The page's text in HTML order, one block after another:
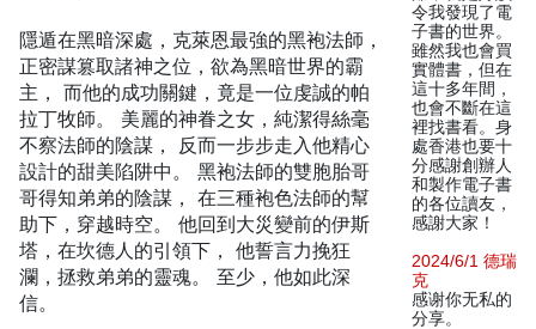
隱遁在黑暗深處，克萊恩最強的黑袍法師，
正密謀篡取諸神之位，欲為黑暗世界的霸
主， 而他的成功關鍵，竟是一位虔誠的帕
拉丁牧師。 美麗的神眷之女，純潔得絲毫
不察法師的陰謀， 反而一步步走入他精心
設計的甜美陷阱中。 黑袍法師的雙胞胎哥
哥得知弟弟的陰謀， 在三種袍色法師的幫
助下，穿越時空。 他回到大災變前的伊斯
塔，在坎德人的引領下， 他誓言力挽狂
瀾，拯救弟弟的靈魂。 至少，他如此深
信。
令我發現了電
子書的世界。
雖然我也會買
實體書，但在
這十多年間，
也會不斷在這
裡找書看。身
處香港也要十
分感謝創辦人
和製作電子書
的各位讀友，
感謝大家！
2024/6/1 德瑞
克
感谢你无私的
分享。